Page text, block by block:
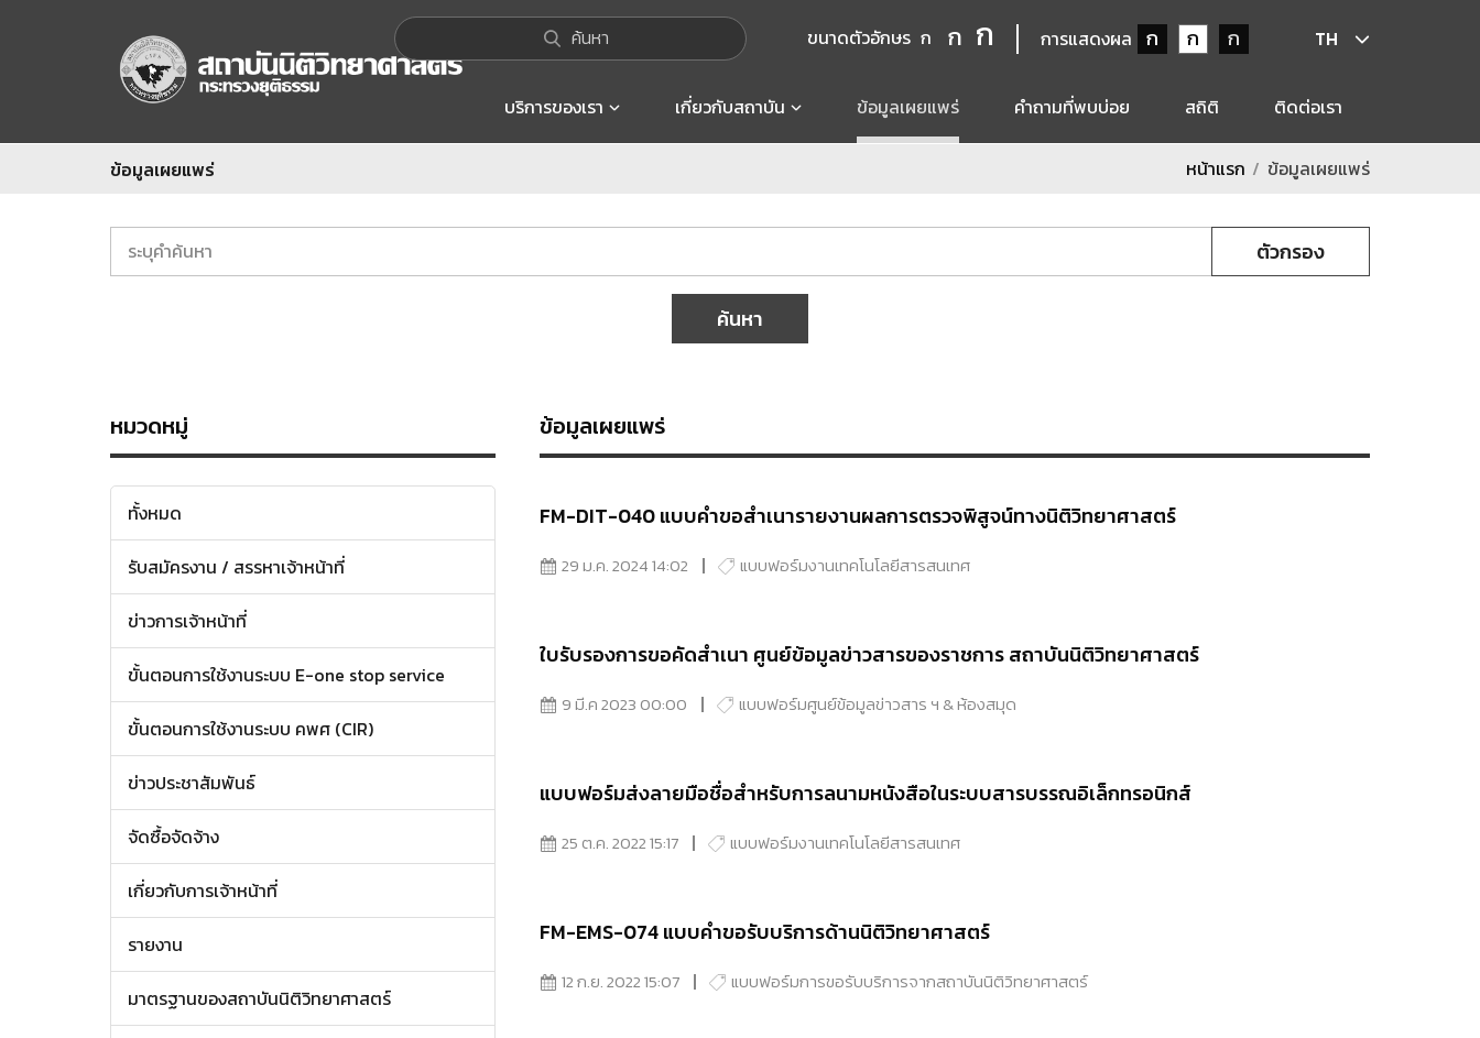
ค้นหา ขนาดตัวอักษร ก ก ก การแสดงผล ก ก ก TH
บริการของเรา เกี่ยวกับสถาบัน ข้อมูลเผยแพร่ คำถามที่พบบ่อย สถิติ ติดต่อเรา
ข้อมูลเผยแพร่ หน้าแรก ข้อมูลเผยแพร่
ตัวกรอง
ค้นหา
หมวดหมู่
ทั้งหมด
รับสมัครงาน / สรรหาเจ้าหน้าที่
ข่าวการเจ้าหน้าที่
ขั้นตอนการใช้งานระบบ E-one stop service
ขั้นตอนการใช้งานระบบ คพศ (CIR)
ข่าวประชาสัมพันธ์
จัดซื้อจัดจ้าง
เกี่ยวกับการเจ้าหน้าที่
รายงาน
มาตรฐานของสถาบันนิติวิทยาศาสตร์
ข้อมูลเผยแพร่
FM-DIT-040 แบบคำขอสำเนารายงานผลการตรวจพิสูจน์ทางนิติวิทยาศาสตร์
29 ม.ค. 2024 14:02 แบบฟอร์มงานเทคโนโลยีสารสนเทศ
ใบรับรองการขอคัดสำเนา ศูนย์ข้อมูลข่าวสารของราชการ สถาบันนิติวิทยาศาสตร์
9 มี.ค 2023 00:00 แบบฟอร์มศูนย์ข้อมูลข่าวสาร ฯ & ห้องสมุด
แบบฟอร์มส่งลายมือชื่อสำหรับการลนามหนังสือในระบบสารบรรณอิเล็กทรอนิกส์
25 ต.ค. 2022 15:17 แบบฟอร์มงานเทคโนโลยีสารสนเทศ
FM-EMS-074 แบบคำขอรับบริการด้านนิติวิทยาศาสตร์
12 ก.ย. 2022 15:07 แบบฟอร์มการขอรับบริการจากสถาบันนิติวิทยาศาสตร์